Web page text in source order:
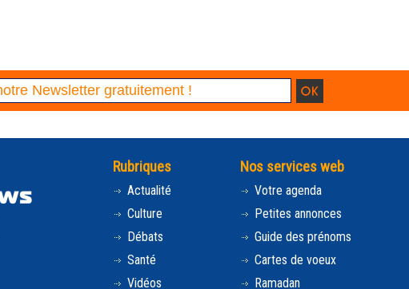
Rubriques
Actualité
Culture
Débats
Santé
Vidéos
Nos services web
Votre agenda
Petites annonces
Guide des prénoms
Cartes de voeux
Ramadan